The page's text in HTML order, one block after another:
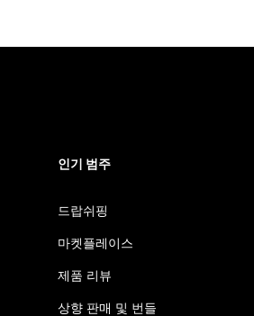
인기 범주
드랍쉬핑
마켓플레이스
제품 리뷰
상향 판매 및 번들